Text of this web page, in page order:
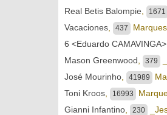
Real Betis Balompie
1671
Vacaciones
437
6 <Eduardo CAMAVINGA>
Mason Greenwood
379
José Mourinho
41989
Toni Kroos
16993
Gianni Infantino
230